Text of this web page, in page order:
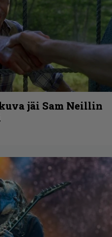
jäi Sam Neillin